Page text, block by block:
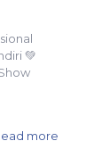
💚
more